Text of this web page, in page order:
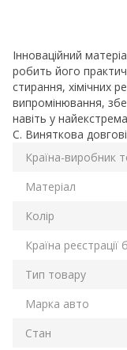
Інноваційний
робить його
стирання, хімічних
випромінювання,
навіть у
C. Виняткова
Країна-виробник
Матеріал
Колір
Країна реєстрації
Тип товару
Марка авто
Стан